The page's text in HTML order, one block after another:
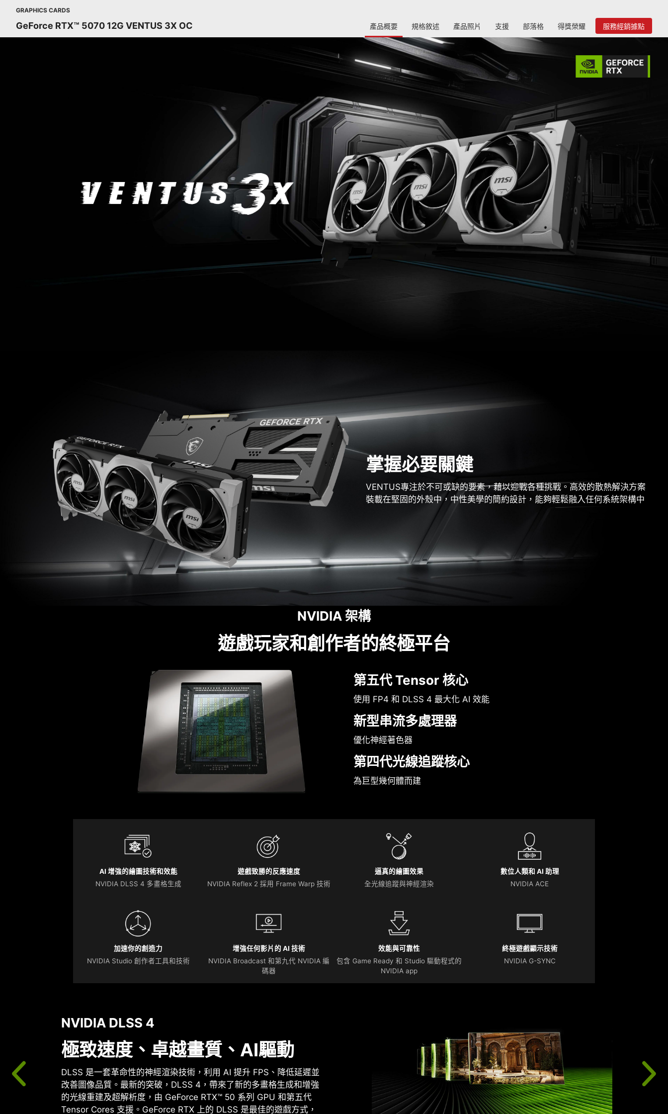
GRAPHICS CARDS
GeForce RTX™ 5070 12G VENTUS 3X OC 產品概要 規格敘述 產品照片 支援 部落格 得獎榮耀 服務經銷據點
掌握必要關鍵
VENTUS專注於不可或缺的要素，藉以迎戰各種挑戰。高效的散熱解決方案
裝載在堅固的外殼中，中性美學的簡約設計，能夠輕鬆融入任何系統架構中
NVIDIA 架構
遊戲玩家和創作者的終極平台
第五代 Tensor 核心
使用 FP4 和 DLSS 4 最大化 AI 效能
新型串流多處理器
優化神經著色器
第四代光線追蹤核心
為巨型幾何體而建
AI 增強的繪圖技術和效能
NVIDIA DLSS 4 多畫格生成
遊戲致勝的反應速度
NVIDIA Reflex 2 採用 Frame Warp 技術
逼真的繪圖效果
全光線追蹤與神經渲染
數位人類和 AI 助理
NVIDIA ACE
加速你的創造力
NVIDIA Studio 創作者工具和技術
增強任何影片的 AI 技術
NVIDIA Broadcast 和第九代 NVIDIA 編
碼器
效能與可靠性
包含 Game Ready 和 Studio 驅動程式的
NVIDIA app
終極遊戲顯示技術
NVIDIA G-SYNC
NVIDIA DLSS 4
極致速度、卓越畫質、AI驅動
DLSS 是一套革命性的神經渲染技術，利用 AI 提升 FPS、降低延遲並
改善圖像品質。最新的突破，DLSS 4，帶來了新的多畫格生成和增強
的光線重建及超解析度，由 GeForce RTX™ 50 系列 GPU 和第五代
Tensor Cores 支援。GeForce RTX 上的 DLSS 是最佳的遊戲方式，